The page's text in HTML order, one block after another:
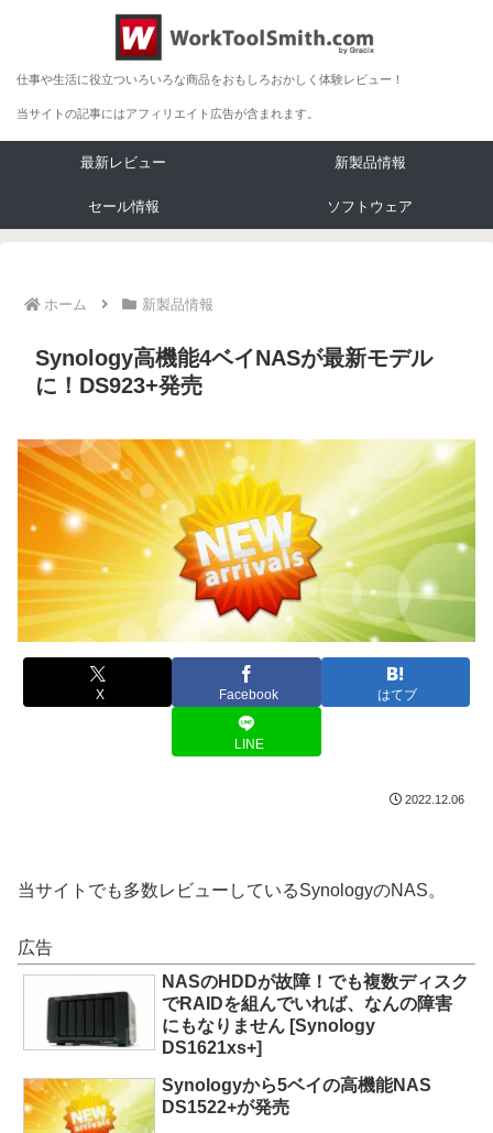
仕事や生活に役立ついろいろな商品をおもしろおかしく体験レビュー！
当サイトの記事にはアフィリエイト広告が含まれます。
最新レビュー 新製品情報
セール情報 ソフトウェア
ホーム 新製品情報
Synology高機能4ベイNASが最新モデル
に！DS923+発売
X Facebook はてブ
LINE
2022.12.06
当サイトでも多数レビューしているSynologyのNAS。
広告
NASのHDDが故障！でも複数ディスク
でRAIDを組んでいれば、なんの障害
にもなりません [Synology
DS1621xs+]
Synologyから5ベイの高機能NAS
DS1522+が発売